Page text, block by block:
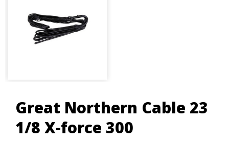
Great Northern Cable 23
1/8 X-force 300